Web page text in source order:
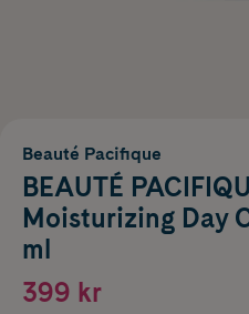
Beauté Pacifique
BEAUTÉ
Moisturizing Day
ml
399 kr